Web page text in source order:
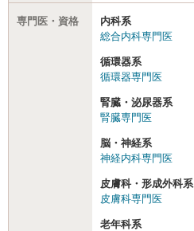
専門医・資格
内科系
総合内科専門医
循環器系
循環器専門医
腎臓・泌尿器系
腎臓専門医
脳・神経系
神経内科専門医
皮膚科・形成外科系
皮膚科専門医
老年科系